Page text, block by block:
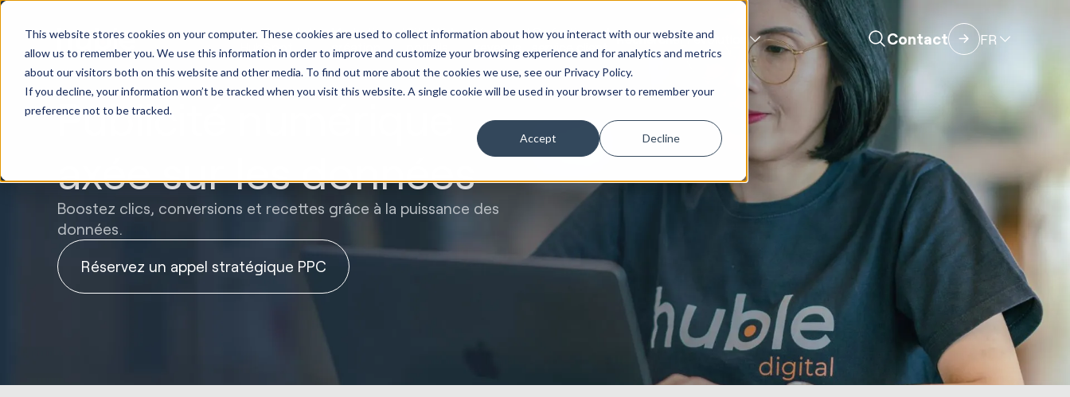
This website stores cookies on your computer. These cookies are used to collect information about how you interact with our website and
allow us to remember you. We use this information in order to improve and customize your browsing experience and for analytics and metrics
about our visitors both on this website and other media. To find out more about the cookies we use, see our Privacy Policy.
If you decline, your information won’t be tracked when you visit this website. A single cookie will be used in your browser to remember your
preference not to be tracked.
Accept Decline
Implémentation
HubSpot
Marketing et
création
Site Web et
portails
Ventes et
revenus
Opérations de
service client
Rechercher l'évolution Contact FR
Publicité numérique
axée sur les données
Boostez clics, conversions et recettes grâce à la puissance des
données.
Réservez un appel stratégique PPC